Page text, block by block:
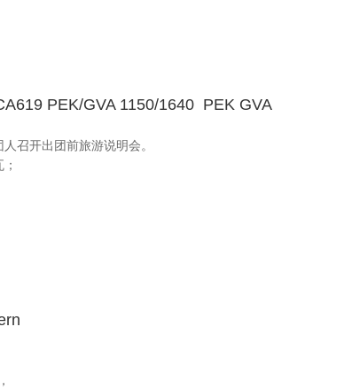
PEK/GVA 1150/1640 PEK GVA
召开出团前旅游说明会。